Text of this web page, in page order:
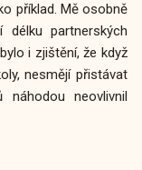
příklad. Mě osobně
partnerských
i zjištění, že když
nesmějí přistávat
neovlivnil